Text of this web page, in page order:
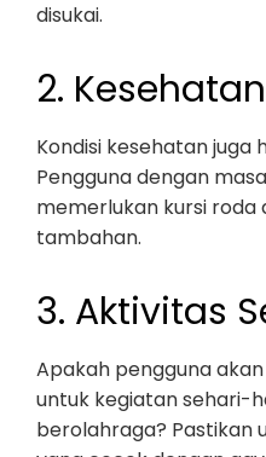
disukai.
2. Kesehatan
Kondisi kesehatan juga
Pengguna dengan
memerlukan kursi roda
tambahan.
3. Aktivitas
Apakah pengguna
untuk kegiatan sehari-
berolahraga? Pastikan